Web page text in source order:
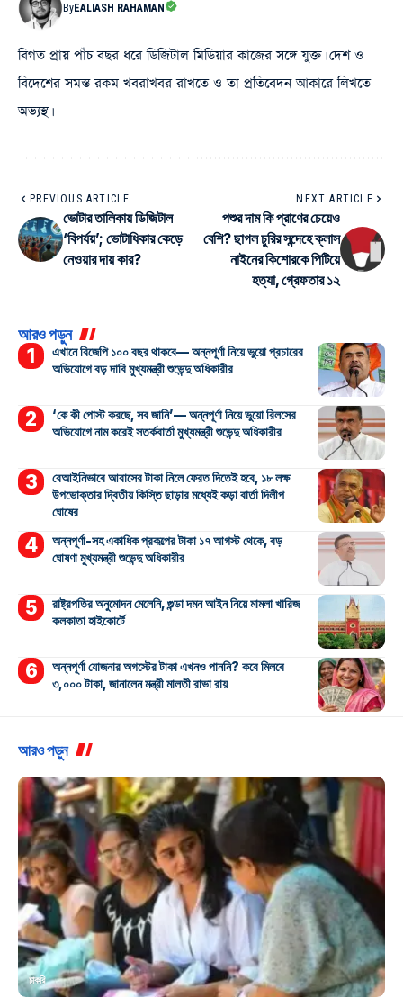
ByEALIASH RAHAMAN
বিগত প্রায় পাঁচ বছর ধরে ডিজিটাল মিডিয়ার কাজের সঙ্গে যুক্ত। দেশ ও
বিদেশের সমস্ত রকম খবরাখবর রাখতে ও তা প্রতিবেদন আকারে লিখতে
অভ্যস্থ।
PREVIOUS ARTICLE
ভোটার তালিকায় ডিজিটাল
‘বিপর্যয়’; ভোটাধিকার কেড়ে
নেওয়ার দায় কার?
NEXT ARTICLE
পশুর দাম কি প্রাণের চেয়েও
বেশি? ছাগল চুরির সন্দেহে ক্লাস
নাইনের কিশোরকে পিটিয়ে
হত্যা, গ্রেফতার ১২
আরও পড়ুন
এখানে বিজেপি ১০০ বছর থাকবে— অন্নপূর্ণা নিয়ে ভুয়ো প্রচারের
অভিযোগে বড় দাবি মুখ্যমন্ত্রী শুভেন্দু অধিকারীর
‘কে কী পোস্ট করছে, সব জানি’— অন্নপূর্ণা নিয়ে ভুয়ো রিলসের
অভিযোগে নাম করেই সতর্কবার্তা মুখ্যমন্ত্রী শুভেন্দু অধিকারীর
বেআইনিভাবে আবাসের টাকা নিলে ফেরত দিতেই হবে, ১৮ লক্ষ
উপভোক্তার দ্বিতীয় কিস্তি ছাড়ার মধ্যেই কড়া বার্তা দিলীপ
ঘোষের
অন্নপূর্ণা-সহ একাধিক প্রকল্পের টাকা ১৭ আগস্ট থেকে, বড়
ঘোষণা মুখ্যমন্ত্রী শুভেন্দু অধিকারীর
রাষ্ট্রপতির অনুমোদন মেলেনি, গুন্ডা দমন আইন নিয়ে মামলা খারিজ
কলকাতা হাইকোর্টে
অন্নপূর্ণা যোজনার অগস্টের টাকা এখনও পাননি? কবে মিলবে
৩,০০০ টাকা, জানালেন মন্ত্রী মালতী রাভা রায়
আরও পড়ুন
চাকরি